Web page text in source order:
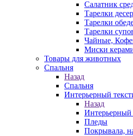
Салатник
Тарелки
Тарелки
Тарелки
Чайные,
Миски
Товары для животных
Спальня
Назад
Спальня
Интерьерный
Назад
Интерьерный
Пледы
Покрывала,